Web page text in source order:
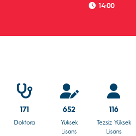
14:00
171
Doktora
652
Yüksek
Lisans
116
Tezsiz Yüksek
Lisans